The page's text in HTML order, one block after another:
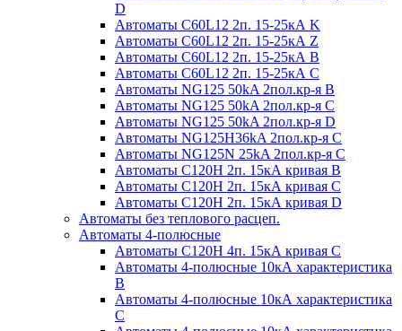
D
Автоматы C60L12 2п. 15-25кА K
Автоматы C60L12 2п. 15-25кА Z
Автоматы C60L12 2п. 15-25кА B
Автоматы C60L12 2п. 15-25кА C
Автоматы NG125 50kA 2пол.кр-я B
Автоматы NG125 50kA 2пол.кр-я C
Автоматы NG125 50kA 2пол.кр-я D
Автоматы NG125H36kA 2пол.кр-я C
Автоматы NG125N 25kA 2пол.кр-я C
Автоматы С120H 2п. 15кА кривая B
Автоматы С120H 2п. 15кА кривая C
Автоматы С120H 2п. 15кА кривая D
Автоматы без теплового расцеп.
Автоматы 4-полюсные
Автоматы С120H 4п. 15кА кривая C
Автоматы 4-полюсные 10кА характеристика
B
Автоматы 4-полюсные 10кА характеристика
C